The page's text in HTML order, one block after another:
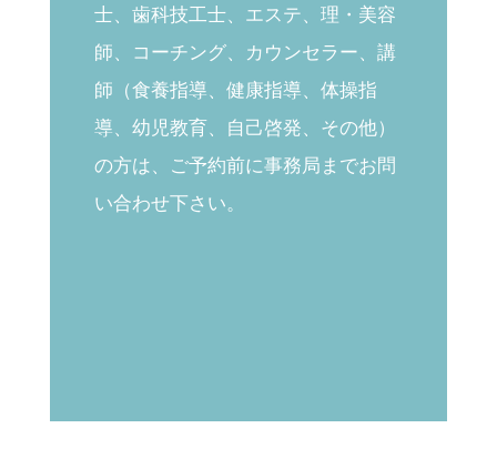
士、歯科技工士、エステ、理・美容
師、コーチング、カウンセラー、講
師（食養指導、健康指導、体操指
導、幼児教育、自己啓発、その他）
の方は、ご予約前に事務局までお問
い合わせ下さい。